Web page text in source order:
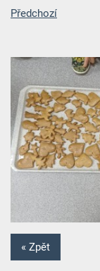
Předchozí
« Zpět